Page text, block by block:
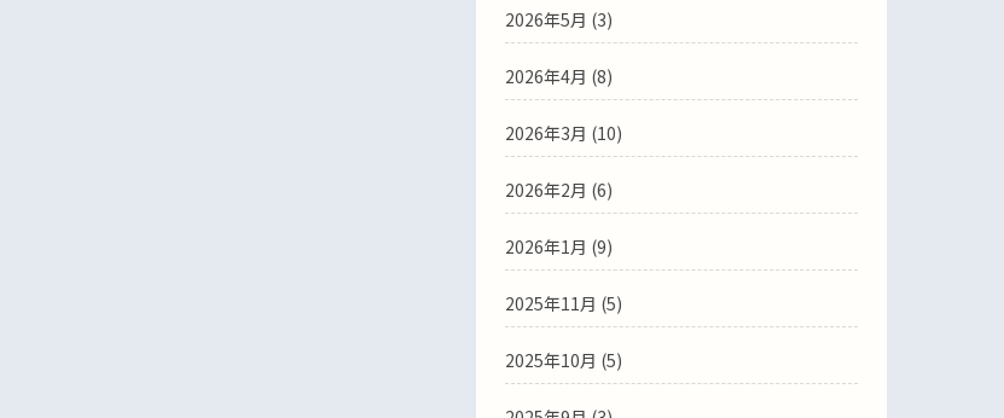
2026年5月 (3)
2026年4月 (8)
2026年3月 (10)
2026年2月 (6)
2026年1月 (9)
2025年11月 (5)
2025年10月 (5)